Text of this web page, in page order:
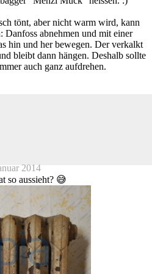
tönt, aber nicht warm wird, kann
Danfoss abnehmen und mit einer
hin und her bewegen. Der verkalkt
bleibt dann hängen. Deshalb sollte
auch ganz aufdrehen.
2014
so aussieht? 😅